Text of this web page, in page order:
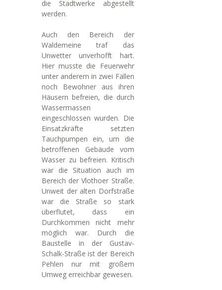
die Stadtwerke abgestellt
werden.
Auch den Bereich der
Waldemeine traf das
Unwetter unverhofft hart.
Hier musste die Feuerwehr
unter anderem in zwei Fällen
noch Bewohner aus ihren
Häusern befreien, die durch
Wassermassen
eingeschlossen wurden. Die
Einsatzkräfte setzten
Tauchpumpen ein, um die
betroffenen Gebäude vom
Wasser zu befreien. Kritisch
war die Situation auch im
Bereich der Vlothoer Straße.
Unweit der alten Dorfstraße
war die Straße so stark
überflutet, dass ein
Durchkommen nicht mehr
möglich war. Durch die
Baustelle in der Gustav-
Schalk-Straße ist der Bereich
Pehlen nur mit großem
Umweg erreichbar gewesen.